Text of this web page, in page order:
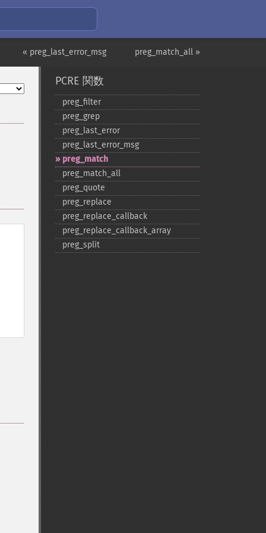
preg_match_all »
« preg_last_error_msg
PCRE 関数
preg_​filter
preg_​grep
preg_​last_​error
preg_​last_​error_​msg
preg_​match
preg_​match_​all
preg_​quote
preg_​replace
preg_​replace_​callback
preg_​replace_​callback_​array
preg_​split